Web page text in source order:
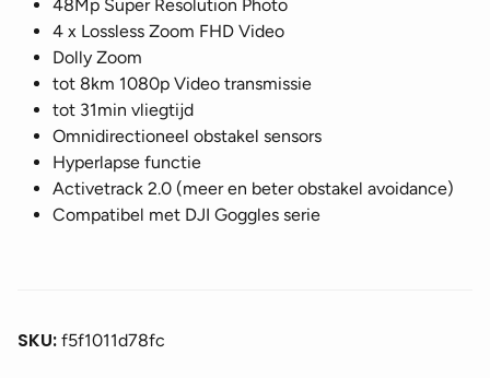
48Mp Super Resolution Photo
4 x Lossless Zoom FHD Video
Dolly Zoom
tot 8km 1080p Video transmissie
tot 31min vliegtijd
Omnidirectioneel obstakel sensors
Hyperlapse functie
Activetrack 2.0 (meer en beter obstakel avoidance)
Compatibel met DJI Goggles serie
SKU: f5f1011d78fc